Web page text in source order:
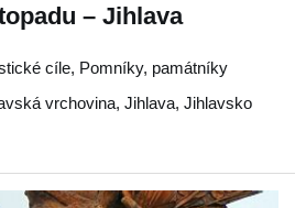
– Jihlava
cíle, Pomníky, památníky
vrchovina, Jihlava, Jihlavsko